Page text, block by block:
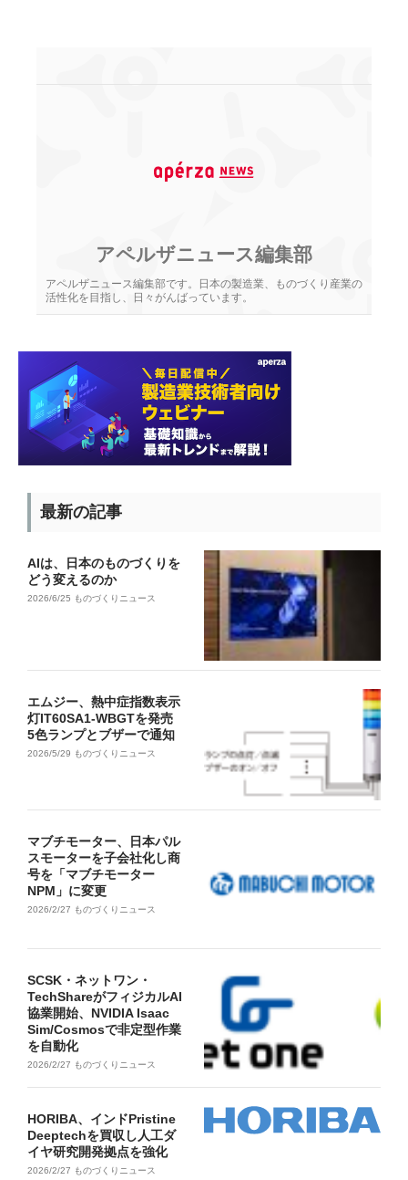
アペルザニュース編集部
アペルザニュース編集部です。日本の製造業、ものづくり産業の
活性化を目指し、日々がんばっています。
最新の記事
AIは、日本のものづくりを
どう変えるのか
2026/6/25 ものづくりニュース
エムジー、熱中症指数表示
灯IT60SA1-WBGTを発売
5色ランプとブザーで通知
2026/5/29 ものづくりニュース
マブチモーター、日本パル
スモーターを子会社化し商
号を「マブチモーター
NPM」に変更
2026/2/27 ものづくりニュース
SCSK・ネットワン・
TechShareがフィジカルAI
協業開始、NVIDIA Isaac
Sim/Cosmosで非定型作業
を自動化
2026/2/27 ものづくりニュース
HORIBA、インドPristine
Deeptechを買収し人工ダ
イヤ研究開発拠点を強化
2026/2/27 ものづくりニュース